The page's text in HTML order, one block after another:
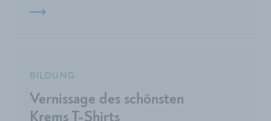
BILDUNG
Vernissage des schönsten
Krems T-Shirts